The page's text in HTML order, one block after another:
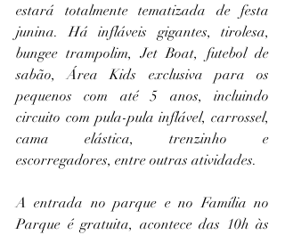
estará totalmente tematizada de festa
junina. Há infláveis gigantes, tirolesa,
bungee trampolim, Jet Boat, futebol de
sabão, Área Kids exclusiva para os
pequenos com até 5 anos, incluindo
circuito com pula-pula inflável, carrossel,
cama elástica, trenzinho e
escorregadores, entre outras atividades.
A entrada no parque e no Família no
Parque é gratuita, acontece das 10h às